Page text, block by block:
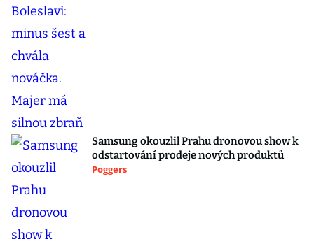
Samsung okouzlil Prahu dronovou show k
odstartování prodeje nových produktů
Poggers